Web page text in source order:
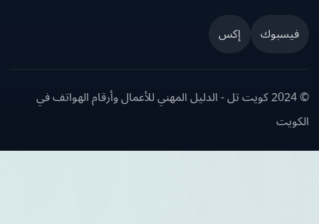
إكس
© 2024 كويت تل - الدليل المهني للأعمال وأرقام الهواتف في